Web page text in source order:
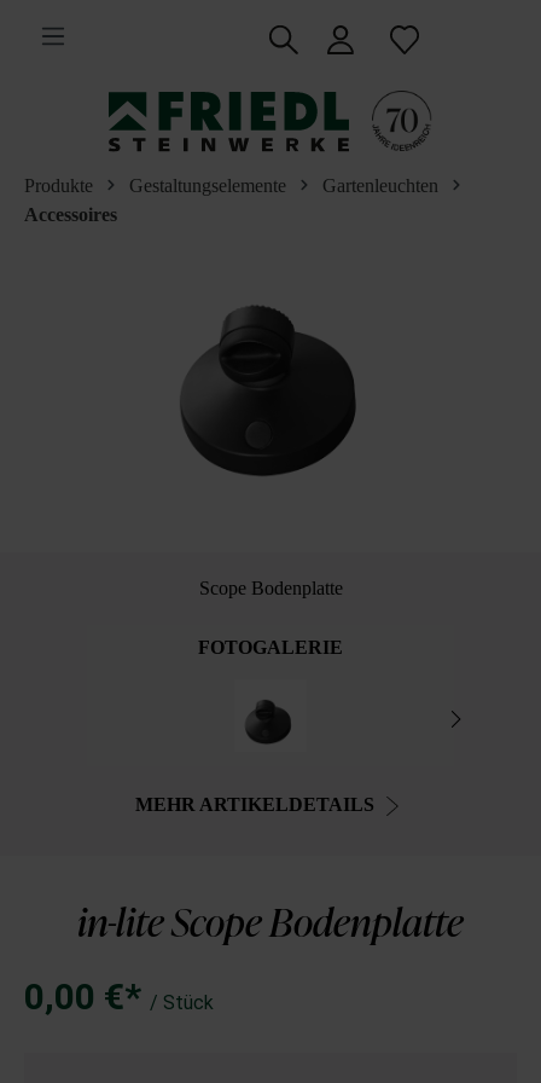
springen
Produkte Gestaltungselemente
Gartenleuchten
Accessoires
Scope Bodenplatte
FOTOGALERIE
MEHR ARTIKELDETAILS
in-lite Scope Bodenplatte
0,00 €* / Stück